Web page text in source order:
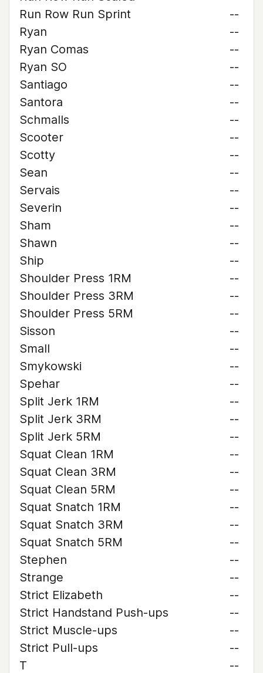
Run Row Run Sprint
--
Ryan
--
Ryan Comas
--
Ryan SO
--
Santiago
--
Santora
--
Schmalls
--
Scooter
--
Scotty
--
Sean
--
Servais
--
Severin
--
Sham
--
Shawn
--
Ship
--
Shoulder Press 1RM
--
Shoulder Press 3RM
--
Shoulder Press 5RM
--
Sisson
--
Small
--
Smykowski
--
Spehar
--
Split Jerk 1RM
--
Split Jerk 3RM
--
Split Jerk 5RM
--
Squat Clean 1RM
--
Squat Clean 3RM
--
Squat Clean 5RM
--
Squat Snatch 1RM
--
Squat Snatch 3RM
--
Squat Snatch 5RM
--
Stephen
--
Strange
--
Strict Elizabeth
--
Strict Handstand Push-ups
--
Strict Muscle-ups
--
Strict Pull-ups
--
T
--